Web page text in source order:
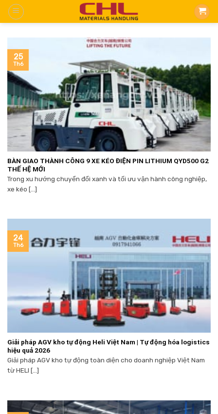
Skip
BÀN GIAO THÀNH CÔNG 9 XE KÉO ĐIỆN PIN LITHIUM QYD500 G2
THẾ HỆ MỚI
Trong xu hướng chuyển đổi xanh và tối ưu vận hành công nghiệp,
xe kéo [...]
25
Th6
Giải pháp AGV kho tự động Heli Việt Nam | Tự động hóa logistics
hiệu quả 2026
Giải pháp AGV kho tự động toàn diện cho doanh nghiệp Việt Nam
từ HELI [...]
24
Th6